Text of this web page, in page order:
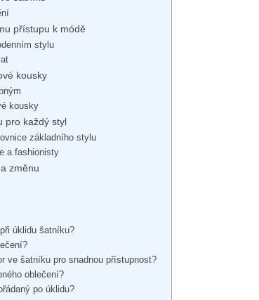
přístupu k módě
stylu
kousky
kousky
pro každý styl
základního stylu
a fashionisty
změnu
úklidu šatníku?
ve šatníku pro snadnou přístupnost?
oblečení?
po úklidu?